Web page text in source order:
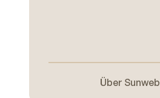
Über Sunweb